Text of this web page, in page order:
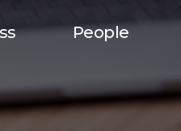
People